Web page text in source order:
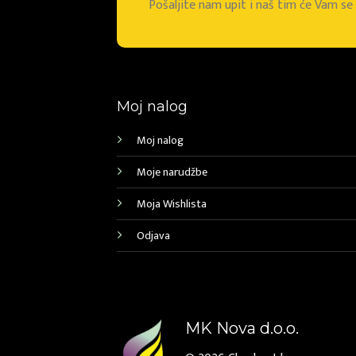
Pošaljite nam upit i naš tim će Vam
Moj nalog
Moj nalog
Moje narudžbe
Moja Wishlista
Odjava
MK Nova d.o.o.